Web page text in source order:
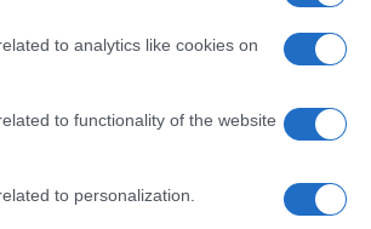
to analytics like cookies on
to functionality of the website
to personalization.
i